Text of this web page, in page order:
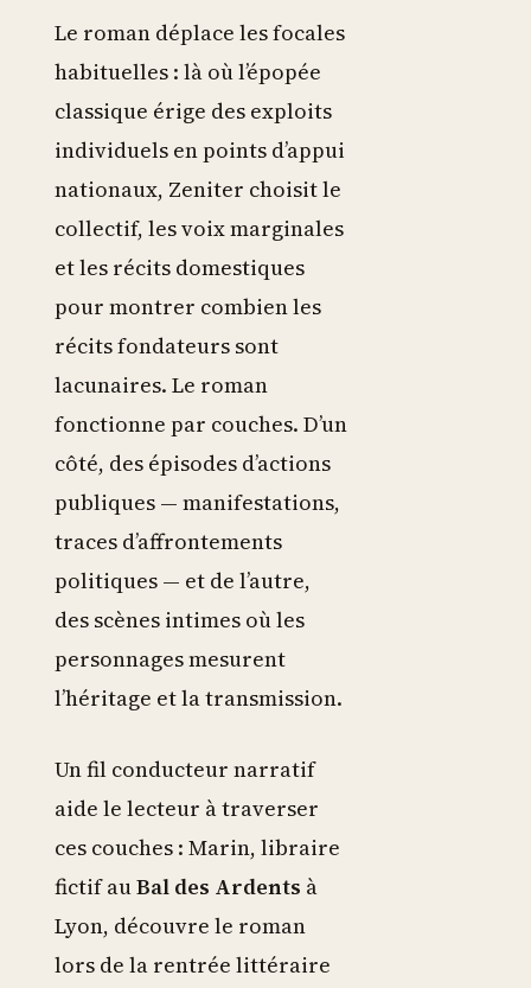
Le roman déplace les focales
habituelles : là où l’épopée
classique érige des exploits
individuels en points d’appui
nationaux, Zeniter choisit le
collectif, les voix marginales
et les récits domestiques
pour montrer combien les
récits fondateurs sont
lacunaires. Le roman
fonctionne par couches. D’un
côté, des épisodes d’actions
publiques — manifestations,
traces d’affrontements
politiques — et de l’autre,
des scènes intimes où les
personnages mesurent
l’héritage et la transmission.
Un fil conducteur narratif
aide le lecteur à traverser
ces couches : Marin, libraire
fictif auBal des Ardents à
Lyon, découvre le roman
lors de la rentrée littéraire